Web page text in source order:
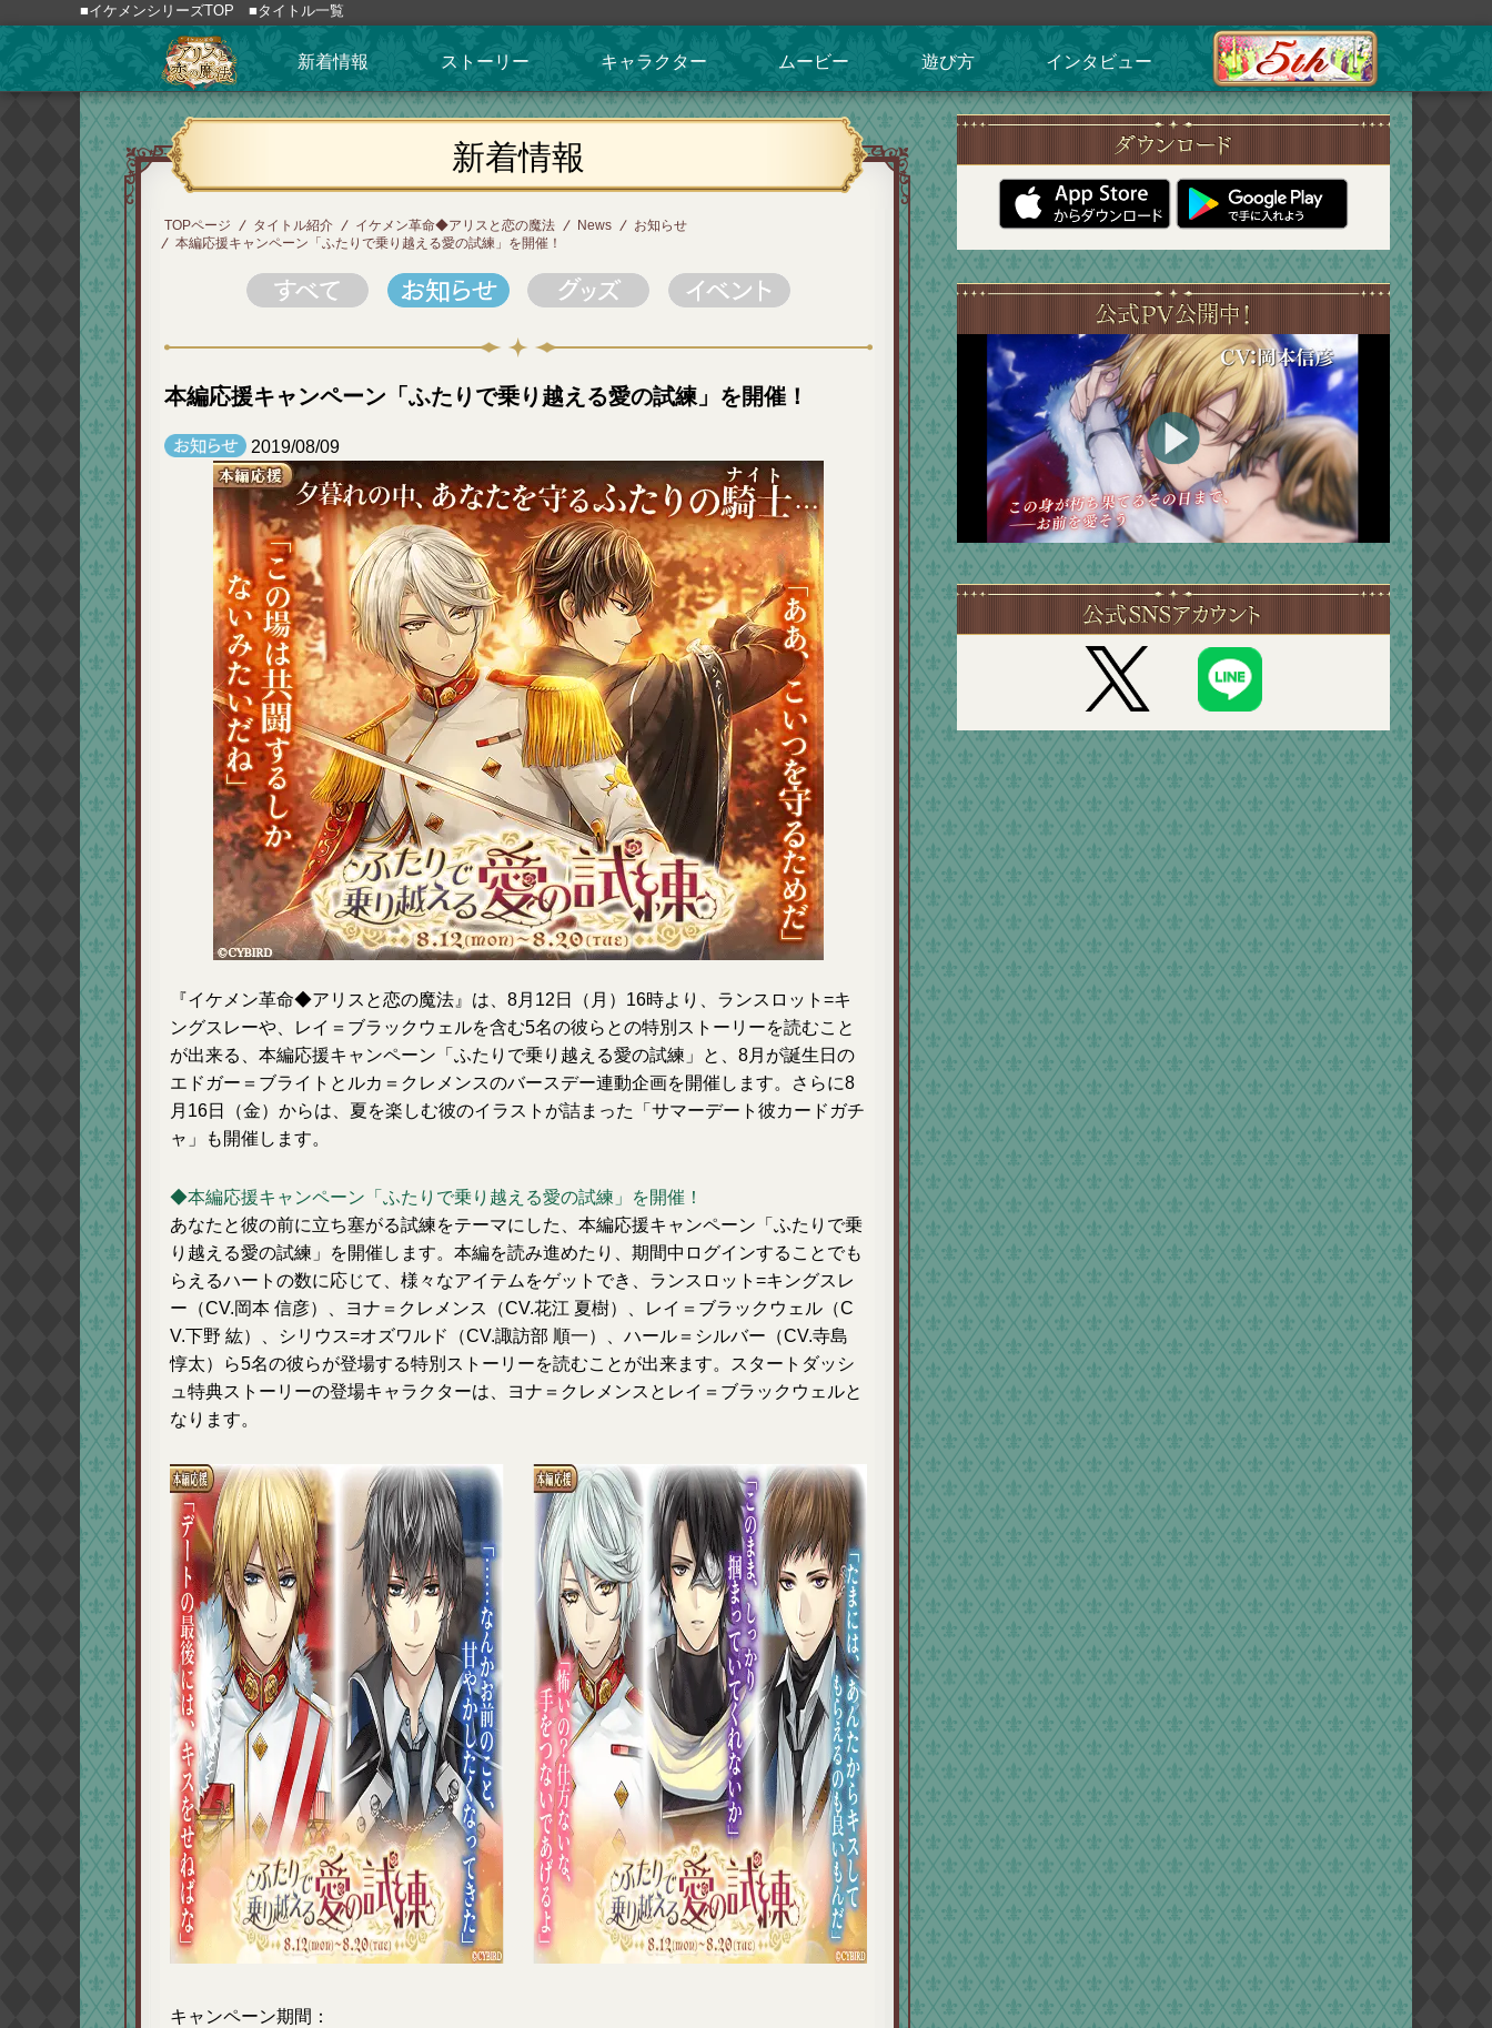
■イケメンシリーズTOP ■タイトル一覧
新着情報 ストーリー キャラクター ムービー 遊び方 インタビュー
新着情報
TOPページ タイトル紹介 イケメン革命◆アリスと恋の魔法 News
お知らせ
本編応援キャンペーン「ふたりで乗り越える愛の試練」を開催！
本編応援キャンペーン「ふたりで乗り越える愛の試練」を開催！
2019/08/09
『イケメン革命◆アリスと恋の魔法』は、8月12日（月）16時より、ランスロット=キ
ングスレーや、レイ＝ブラックウェルを含む5名の彼らとの特別ストーリーを読むこと
が出来る、本編応援キャンペーン「ふたりで乗り越える愛の試練」と、8月が誕生日の
エドガー＝ブライトとルカ＝クレメンスのバースデー連動企画を開催します。さらに8
月16日（金）からは、夏を楽しむ彼のイラストが詰まった「サマーデート彼カードガチ
ャ」も開催します。
◆本編応援キャンペーン「ふたりで乗り越える愛の試練」を開催！
あなたと彼の前に立ち塞がる試練をテーマにした、本編応援キャンペーン「ふたりで乗
り越える愛の試練」を開催します。本編を読み進めたり、期間中ログインすることでも
らえるハートの数に応じて、様々なアイテムをゲットでき、ランスロット=キングスレ
ー（CV.岡本 信彦）、ヨナ＝クレメンス（CV.花江 夏樹）、レイ＝ブラックウェル（C
V.下野 紘）、シリウス=オズワルド（CV.諏訪部 順一）、ハール＝シルバー（CV.寺島
惇太）ら5名の彼らが登場する特別ストーリーを読むことが出来ます。スタートダッシ
ュ特典ストーリーの登場キャラクターは、ヨナ＝クレメンスとレイ＝ブラックウェルと
なります。
キャンペーン期間：